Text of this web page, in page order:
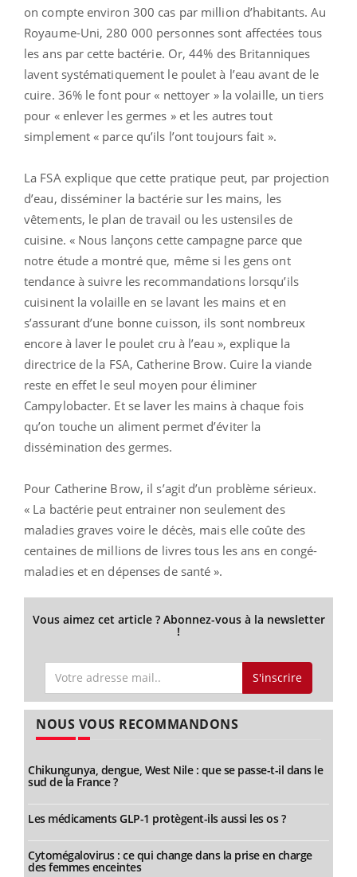
on compte environ 300 cas par million d’habitants. Au
Royaume-Uni, 280 000 personnes sont affectées tous
les ans par cette bactérie. Or, 44% des Britanniques
lavent systématiquement le poulet à l’eau avant de le
cuire. 36% le font pour « nettoyer » la volaille, un tiers
pour « enlever les germes » et les autres tout
simplement « parce qu’ils l’ont toujours fait ».
La FSA explique que cette pratique peut, par projection
d’eau, disséminer la bactérie sur les mains, les
vêtements, le plan de travail ou les ustensiles de
cuisine. « Nous lançons cette campagne parce que
notre étude a montré que, même si les gens ont
tendance à suivre les recommandations lorsqu’ils
cuisinent la volaille en se lavant les mains et en
s’assurant d’une bonne cuisson, ils sont nombreux
encore à laver le poulet cru à l’eau », explique la
directrice de la FSA, Catherine Brow. Cuire la viande
reste en effet le seul moyen pour éliminer
Campylobacter. Et se laver les mains à chaque fois
qu’on touche un aliment permet d’éviter la
dissémination des germes.
Pour Catherine Brow, il s’agit d’un problème sérieux.
« La bactérie peut entrainer non seulement des
maladies graves voire le décès, mais elle coûte des
centaines de millions de livres tous les ans en congé-
maladies et en dépenses de santé ».
Vous aimez cet article ? Abonnez-vous à la newsletter
!
S'inscrire
NOUS VOUS RECOMMANDONS
Chikungunya, dengue, West Nile : que se passe-t-il dans le
sud de la France ?
Les médicaments GLP-1 protègent-ils aussi les os ?
Cytomégalovirus : ce qui change dans la prise en charge
des femmes enceintes